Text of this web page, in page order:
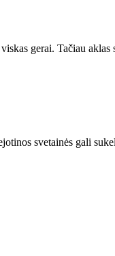
gerai. Tačiau aklas
svetainės gali